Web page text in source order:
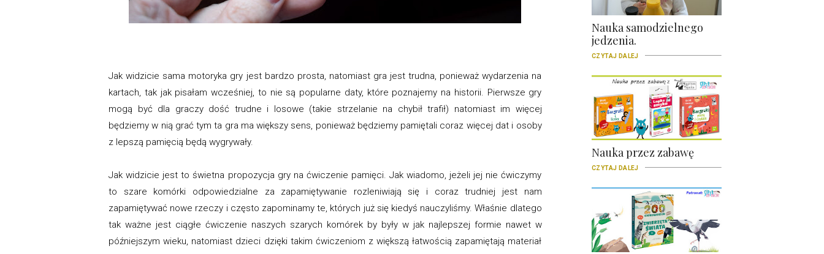
Jak widzicie sama motoryka gry jest bardzo prosta, natomiast gra jest trudna, ponieważ wydarzenia na
kartach, tak jak pisałam wcześniej, to nie są popularne daty, które poznajemy na historii. Pierwsze gry
mogą być dla graczy dość trudne i losowe (takie strzelanie na chybił trafił) natomiast im więcej
będziemy w nią grać tym ta gra ma większy sens, ponieważ będziemy pamiętali coraz więcej dat i osoby
z lepszą pamięcią będą wygrywały.
Jak widzicie jest to świetna propozycja gry na ćwiczenie pamięci. Jak wiadomo, jeżeli jej nie ćwiczymy
to szare komórki odpowiedzialne za zapamiętywanie rozleniwiają się i coraz trudniej jest nam
zapamiętywać nowe rzeczy i często zapominamy te, których już się kiedyś nauczyliśmy. Właśnie dlatego
tak ważne jest ciągłe ćwiczenie naszych szarych komórek by były w jak najlepszej formie nawet w
późniejszym wieku, natomiast dzieci dzięki takim ćwiczeniom z większą łatwością zapamiętają materiał
Nauka samodzielnego
jedzenia.
CZYTAJ DALEJ
Nauka przez zabawę
CZYTAJ DALEJ